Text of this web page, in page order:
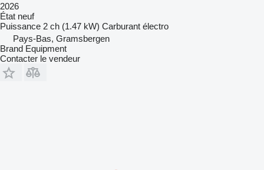
2026
État neuf
Puissance 2 ch (1.47 kW) Carburant électro
Pays-Bas, Gramsbergen
Brand Equipment
Contacter le vendeur